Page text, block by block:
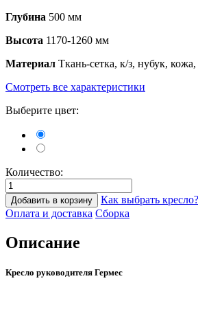
Глубина 500 мм
Высота 1170-1260 мм
Материал Ткань-сетка, к/з, нубук,
Смотреть все характеристики
Выберите цвет:
Количество:
Добавить в корзину
Как выбрать кресло?
Оплата и доставка Сборка
Описание
Кресло руководителя Гермес